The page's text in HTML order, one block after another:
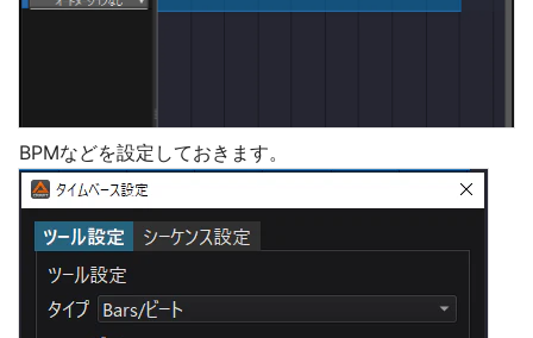
BPMなどを設定しておきます。